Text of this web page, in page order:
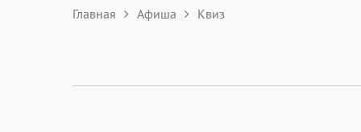
Главная Афиша Квиз